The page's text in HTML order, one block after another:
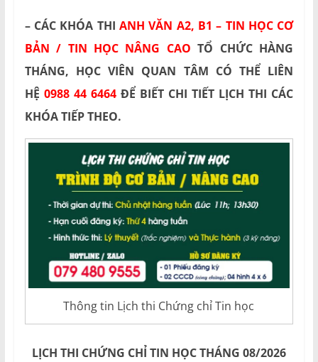
– CÁC KHÓA THIANH VĂN A2, B1 – TIN HỌC CƠ
BẢN / TIN HỌC NÂNG CAOTỔ CHỨC HÀNG
THÁNG, HỌC VIÊN QUAN TÂM CÓ THỂ LIÊN
HỆ 0988 44 6464ĐỂ BIẾT CHI TIẾT LỊCH THI CÁC
KHÓA TIẾP THEO.
Thông tin Lịch thi Chứng chỉ Tin học
LỊCH THI CHỨNG CHỈ TIN HỌC THÁNG 08/2026